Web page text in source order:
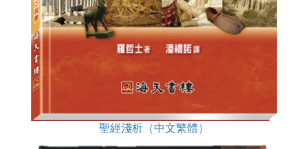
聖經淺析（中文繁體）